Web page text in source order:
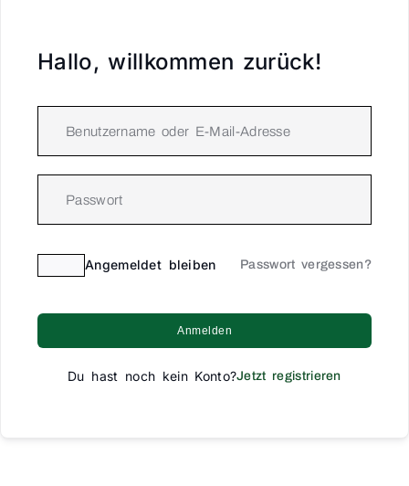
Hallo, willkommen zurück!
Angemeldet bleiben Passwort vergessen?
Anmelden
Du hast noch kein Konto?Jetzt registrieren